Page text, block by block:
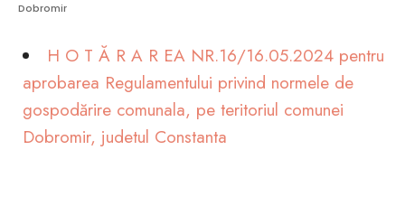
Dobromir
H O T Ă R A R EA NR.16/16.05.2024 pentru
aprobarea Regulamentului privind normele de
gospodărire comunala, pe teritoriul comunei
Dobromir, judetul Constanta